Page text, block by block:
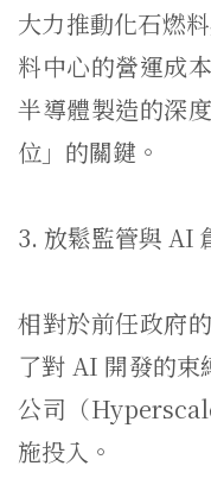
大力推動化石燃
料中心的營運成
半導體製造的深
位」的關鍵。
3. 放鬆監管與 AI
相對於前任政府
了對 AI 開發的束
公司（
施投入。